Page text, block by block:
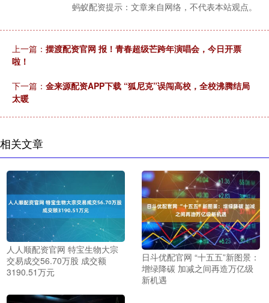
蚂蚁配资提示：文章来自网络，不代表本站观点。
上一篇： 摆渡配资官网 报！青春超级芒跨年演唱会，今日开票
啦！
下一篇： 金来源配资APP下载 “狐尼克”误闯高校，全校沸腾结局
太暖
相关文章
人人顺配资官网 特宝生物大宗
交易成交56.70万股 成交额
3190.51万元
日斗优配官网 “十五五”新图景：
增绿降碳 加减之间再造万亿级
新机遇